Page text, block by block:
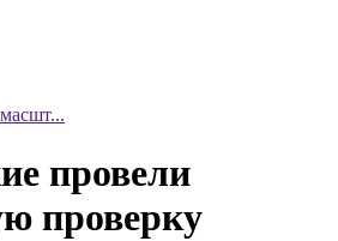
провели
проверку